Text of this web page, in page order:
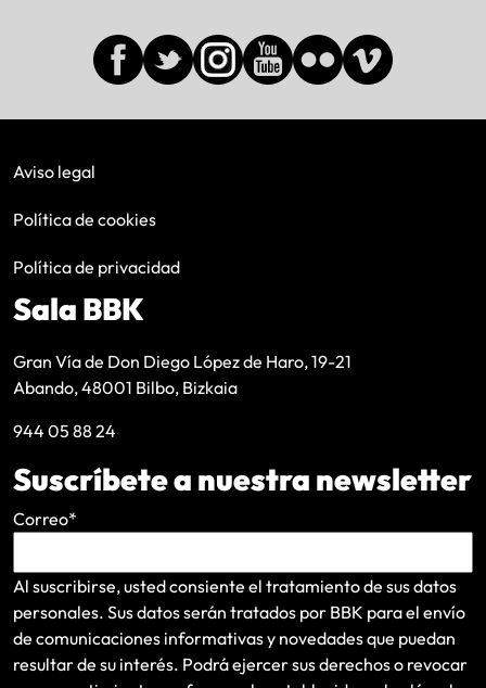
Aviso legal
Política de cookies
Política de privacidad
Sala BBK
Gran Vía de Don Diego López de Haro, 19-21
Abando, 48001 Bilbo, Bizkaia
944 05 88 24
Suscríbete a nuestra newsletter
Correo*
Al suscribirse, usted consiente el tratamiento de sus datos
personales. Sus datos serán tratados por BBK para el envío
de comunicaciones informativas y novedades que puedan
resultar de su interés. Podrá ejercer sus derechos o revocar